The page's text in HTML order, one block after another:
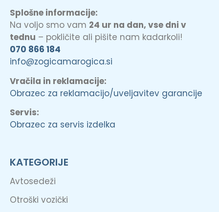
Splošne informacije:
Na voljo smo vam 24 ur na dan, vse dni v
tednu – pokličite ali pišite nam kadarkoli!
070 866 184
info@zogicamarogica.si
Vračila in reklamacije:
Obrazec za reklamacijo/uveljavitev garancije
Servis:
Obrazec za servis izdelka
KATEGORIJE
Avtosedeži
Otroški vozički